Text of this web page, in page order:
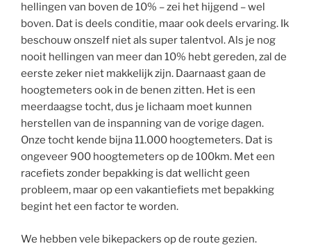
hellingen van boven de 10% – zei het hijgend – wel
boven. Dat is deels conditie, maar ook deels ervaring. Ik
beschouw onszelf niet als super talentvol. Als je nog
nooit hellingen van meer dan 10% hebt gereden, zal de
eerste zeker niet makkelijk zijn. Daarnaast gaan de
hoogtemeters ook in de benen zitten. Het is een
meerdaagse tocht, dus je lichaam moet kunnen
herstellen van de inspanning van de vorige dagen.
Onze tocht kende bijna 11.000 hoogtemeters. Dat is
ongeveer 900 hoogtemeters op de 100km. Met een
racefiets zonder bepakking is dat wellicht geen
probleem, maar op een vakantiefiets met bepakking
begint het een factor te worden.
We hebben vele bikepackers op de route gezien.